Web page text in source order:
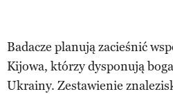
Badacze planują zacieśnić
Kijowa, którzy dysponują
Ukrainy. Zestawienie